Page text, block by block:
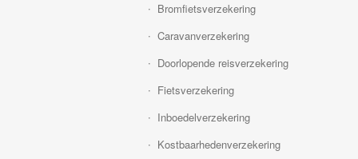
Bromfietsverzekering
Caravanverzekering
Doorlopende reisverzekering
Fietsverzekering
Inboedelverzekering
Kostbaarhedenverzekering